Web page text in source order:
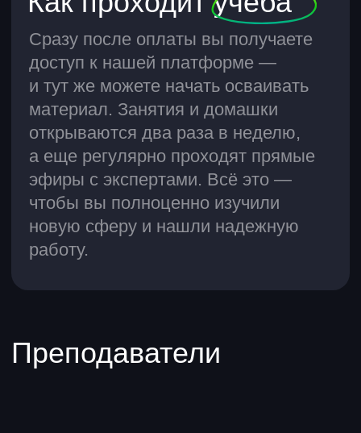
Курсы по программированию
Python-разработчик
Веб-разработчик
Java-разработчик
Инженер по тестированию
Веб-разработка для фриланса
JavaScript-разработчик
Backend-разработчик на Java
Frontend-разработчик
React-разработчик
Создание сайтов
Mastering Git
Бизнес-аналитик
SQL для анализа данных